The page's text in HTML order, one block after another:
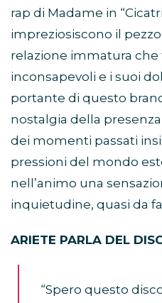
rap di Madame in
impreziosiscono il
relazione immatura che
inconsapevoli e i suoi
portante di questo
nostalgia della
dei momenti passati
pressioni del mondo
nell’animo una
inquietudine, quasi da
ARIETE PARLA DEL
“Spero questo